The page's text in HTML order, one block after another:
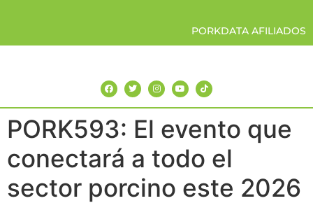
PORKDATA AFILIADOS
PORK593: El evento que
conectará a todo el
sector porcino este 2026